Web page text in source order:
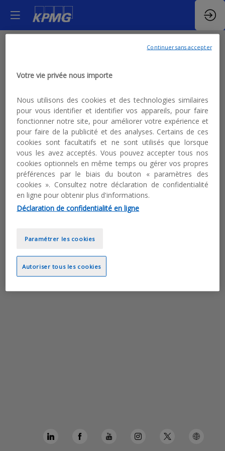
Restitution de l'étude
Future of Luxury
La digitalisation, l’IA et
Votre vie privée nous importe
Nous utilisons des cookies et des technologies similaires
pour vous identifier et identifier vos appareils, pour faire
fonctionner notre site, pour améliorer votre expérience et
pour faire de la publicité et des analyses. Certains de ces
cookies sont facultatifs et ne sont utilisés que lorsque
vous les avez acceptés. Vous pouvez accepter tous nos
cookies optionnels en même temps ou gérer vos propres
préférences par le biais du bouton « paramètres des
cookies ». Consultez notre déclaration de confidentialité
en ligne pour obtenir plus d'informations.
Déclaration de confidentialité en ligne
Autoriser tous les cookies
Paramétrer les cookies
Continuer sans accepter